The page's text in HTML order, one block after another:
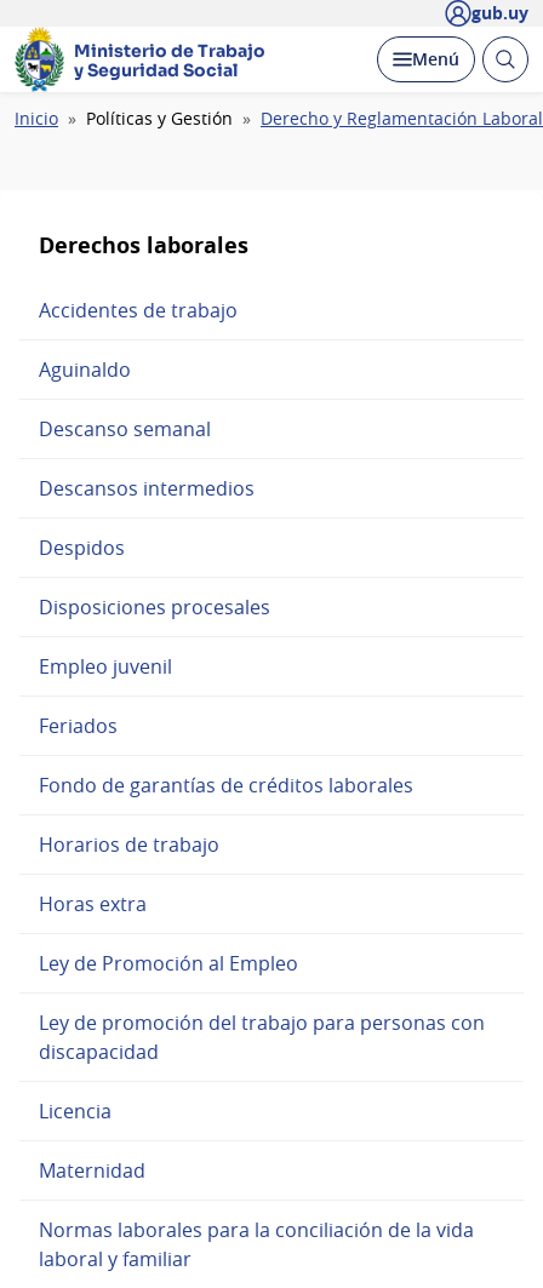
gub.uy
Ministerio de Trabajo
y Seguridad Social
Desplegar
Menú Abrir
Ruta
Inicio Políticas y Gestión Derecho y Reglamentación Laboral
Derechos laborales
Accidentes de trabajo
Aguinaldo
Descanso semanal
Descansos intermedios
Despidos
Disposiciones procesales
Empleo juvenil
Feriados
Fondo de garantías de créditos laborales
Horarios de trabajo
Horas extra
Ley de Promoción al Empleo
Ley de promoción del trabajo para personas con
discapacidad
Licencia
Maternidad
Normas laborales para la conciliación de la vida
laboral y familiar